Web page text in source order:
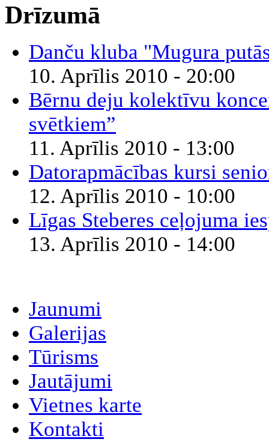
Drīzumā
Danču kluba "Mugura
10. Aprīlis 2010 - 20:00
Bērnu deju kolektīvu
svētkiem”
11. Aprīlis 2010 - 13:00
Datorapmācības kursi
12. Aprīlis 2010 - 10:00
Līgas Steberes ceļojuma
13. Aprīlis 2010 - 14:00
Jaunumi
Galerijas
Tūrisms
Jautājumi
Vietnes karte
Kontakti